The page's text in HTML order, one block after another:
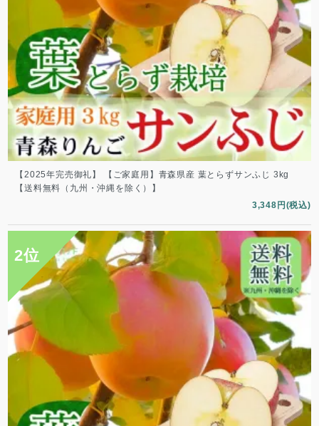
【2025年完売御礼】 【ご家庭用】青森県産 葉とらずサンふじ 3kg
【送料無料（九州・沖縄を除く）】
3,348円(税込)